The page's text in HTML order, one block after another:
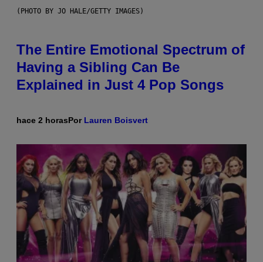
(PHOTO BY JO HALE/GETTY IMAGES)
The Entire Emotional Spectrum of
Having a Sibling Can Be
Explained in Just 4 Pop Songs
hace 2 horasPor Lauren Boisvert